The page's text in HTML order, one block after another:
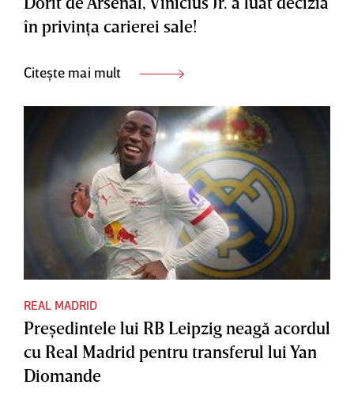
în privinţa carierei sale!
Citește mai mult
REAL MADRID
Preşedintele lui RB Leipzig neagă acordul
cu Real Madrid pentru transferul lui Yan
Diomande